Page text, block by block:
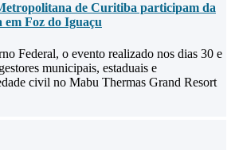
de Curitiba participam da
Foz do Iguaçu
Federal, o evento realizado nos dias 30 e
municipais, estaduais e
civil no Mabu Thermas Grand Resort